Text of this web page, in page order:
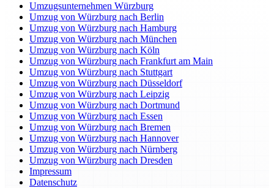
Umzugsunternehmen Würzburg
Umzug von Würzburg nach Berlin
Umzug von Würzburg nach Hamburg
Umzug von Würzburg nach München
Umzug von Würzburg nach Köln
Umzug von Würzburg nach Frankfurt am Main
Umzug von Würzburg nach Stuttgart
Umzug von Würzburg nach Düsseldorf
Umzug von Würzburg nach Leipzig
Umzug von Würzburg nach Dortmund
Umzug von Würzburg nach Essen
Umzug von Würzburg nach Bremen
Umzug von Würzburg nach Hannover
Umzug von Würzburg nach Nürnberg
Umzug von Würzburg nach Dresden
Impressum
Datenschutz